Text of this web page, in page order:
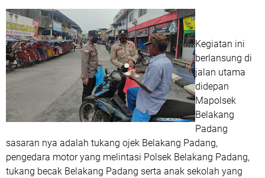
Kegiatan ini
berlansung di
jalan utama
didepan
Mapolsek
Belakang
Padang
sasaran nya adalah tukang ojek Belakang Padang,
pengedara motor yang melintasi Polsek Belakang Padang,
tukang becak Belakang Padang serta anak sekolah yang